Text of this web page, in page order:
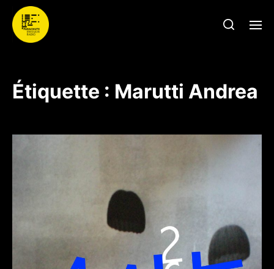
Étiquette : Marutti Andrea